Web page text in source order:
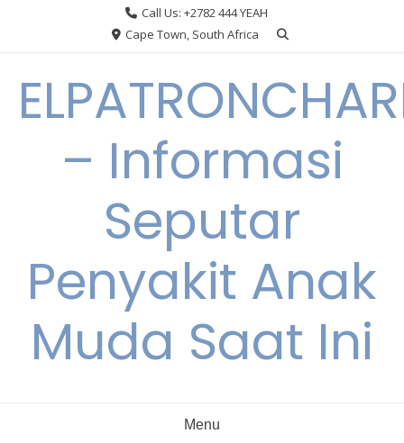
Call Us: +2782 444 YEAH
Cape Town, South Africa
– Informasi
Seputar
Penyakit Anak
Muda Saat Ini
Menu